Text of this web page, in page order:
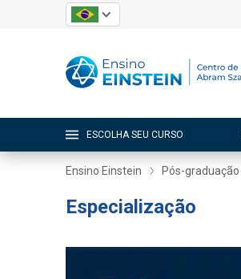
ESCOLHA SEU CURSO
Ensino Einstein Pós-graduação
Especialização